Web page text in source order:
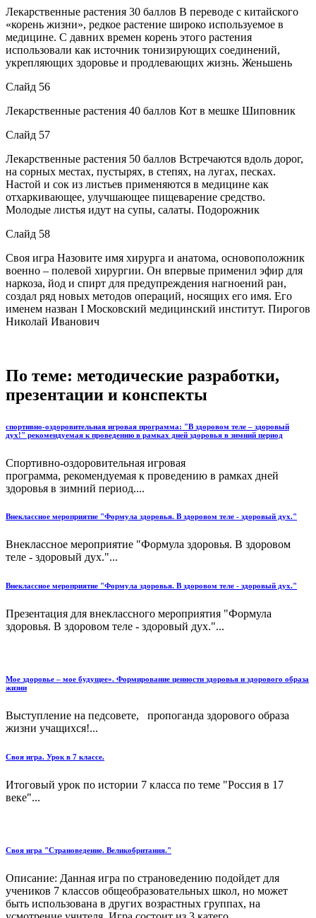
Лекарственные растения 30 баллов В переводе с китайского
«корень жизни», редкое растение широко используемое в
медицине. С давних времен корень этого растения
использовали как источник тонизирующих соединений,
укрепляющих здоровье и продлевающих жизнь. Женьшень
Слайд 56
Лекарственные растения 40 баллов Кот в мешке Шиповник
Слайд 57
Лекарственные растения 50 баллов Встречаются вдоль дорог,
на сорных местах, пустырях, в степях, на лугах, песках.
Настой и сок из листьев применяются в медицине как
отхаркивающее, улучшающее пищеварение средство.
Молодые листья идут на супы, салаты. Подорожник
Слайд 58
Своя игра Назовите имя хирурга и анатома, основоположник
военно – полевой хирургии. Он впервые применил эфир для
наркоза, йод и спирт для предупреждения нагноений ран,
создал ряд новых методов операций, носящих его имя. Его
именем назван I Московский медицинский институт. Пирогов
Николай Иванович
По теме: методические разработки,
презентации и конспекты
спортивно-оздоровительная игровая программа: "В здоровом теле – здоровый
дух!" рекомендуемая к проведению в рамках дней здоровья в зимний период
Спортивно-оздоровительная игровая
программа, рекомендуемая к проведению в рамках дней
здоровья в зимний период....
Внеклассное мероприятие "Формула здоровья. В здоровом теле - здоровый дух."
Внеклассное мероприятие "Формула здоровья. В здоровом
теле - здоровый дух."...
Внеклассное мероприятие "Формула здоровья. В здоровом теле - здоровый дух."
Презентация для внеклассного мероприятия "Формула
здоровья. В здоровом теле - здоровый дух."...
Мое здоровье – мое будущее». Формирование ценности здоровья и здорового образа
жизни
Выступление на педсовете, пропоганда здорового образа
жизни учащихся!...
Cвоя игра. Урок в 7 классе.
Итоговый урок по истории 7 класса по теме "Россия в 17
веке"...
Cвоя игра "Страноведение. Великобритания."
Описание: Данная игра по страноведению подойдет для
учеников 7 классов общеобразовательных школ, но может
быть использована в других возрастных группах, на